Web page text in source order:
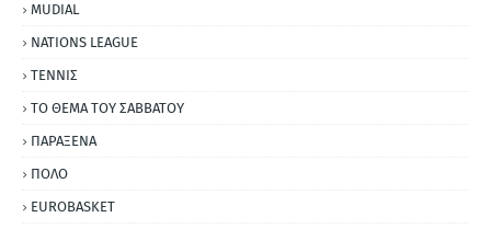
MUDIAL
NATIONS LEAGUE
ΤΕΝΝΙΣ
ΤΟ ΘΕΜΑ ΤΟΥ ΣΑΒΒΑΤΟΥ
ΠΑΡΑΞΕΝΑ
ΠΟΛΟ
EUROBASKET